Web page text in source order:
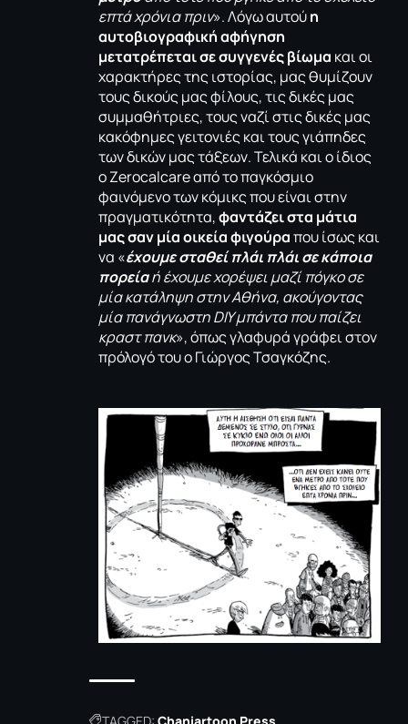
επτά χρόνια πριν». Λόγω αυτούη
αυτοβιογραφική αφήγηση
μετατρέπεται σε συγγενές βίωμα και οι
χαρακτήρες της ιστορίας, μας θυμίζουν
τους δικούς μας φίλους, τις δικές μας
συμμαθήτριες, τους ναζί στις δικές μας
κακόφημες γειτονιές και τους γιάπηδες
των δικών μας τάξεων. Τελικά και ο ίδιος
ο Zerocalcare από το παγκόσμιο
φαινόμενο των κόμικς που είναι στην
πραγματικότητα,φαντάζει στα μάτια
μας σαν μία οικεία φιγούραπου ίσως και
να «έχουμε σταθεί πλάι πλάι σε κάποια
πορείαή έχουμε χορέψει μαζί πόγκο σε
μία κατάληψη στην Αθήνα, ακούγοντας
μία πανάγνωστηDIY μπάντα που παίζει
κραστ πανκ», όπως γλαφυρά γράφει στον
πρόλογό του ο Γιώργος Τσαγκόζης.